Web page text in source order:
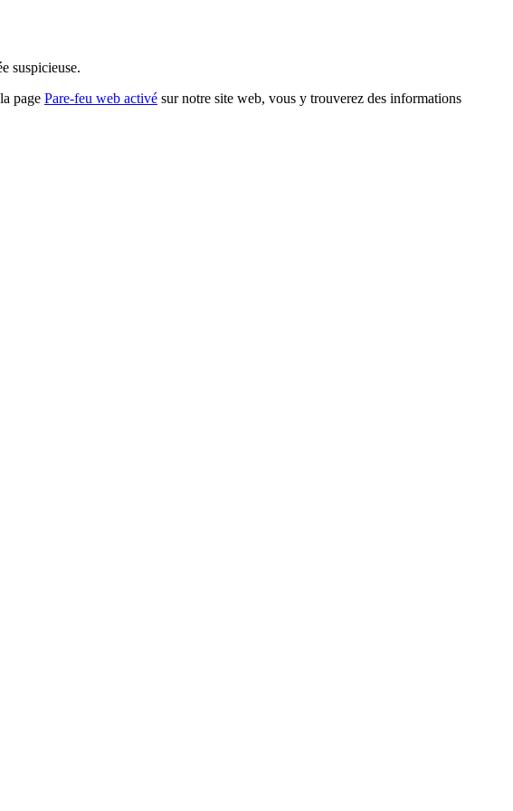
suspicieuse.
page Pare-feu web activé sur notre site web, vous y trouverez des informations